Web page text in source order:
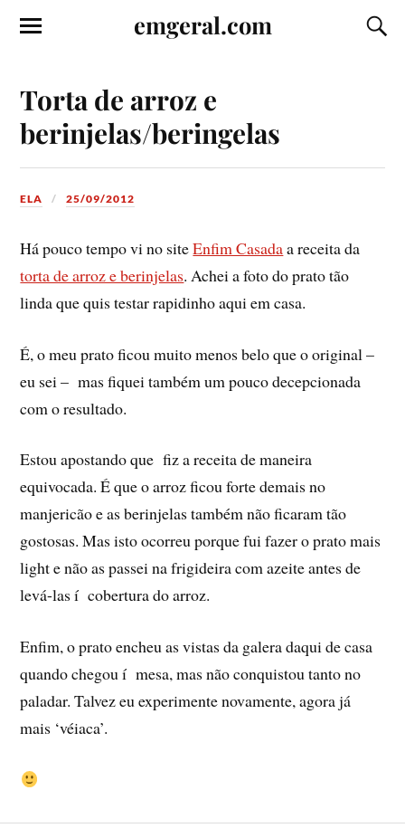
emgeral.com
Torta de arroz e
berinjelas/beringelas
ELA 25/09/2012
Há pouco tempo vi no siteEnfim Casadaa receita da
torta de arroz e berinjelas. Achei a foto do prato tão
linda que quis testar rapidinho aqui em casa.
É, o meu prato ficou muito menos belo que o original –
eu sei – mas fiquei também um pouco decepcionada
com o resultado.
Estou apostando que fiz a receita de maneira
equivocada. É que o arroz ficou forte demais no
manjericão e as berinjelas também não ficaram tão
gostosas. Mas isto ocorreu porque fui fazer o prato mais
light e não as passei na frigideira com azeite antes de
levá-las í cobertura do arroz.
Enfim, o prato encheu as vistas da galera daqui de casa
quando chegou í mesa, mas não conquistou tanto no
paladar. Talvez eu experimente novamente, agora já
mais ‘véiaca’.